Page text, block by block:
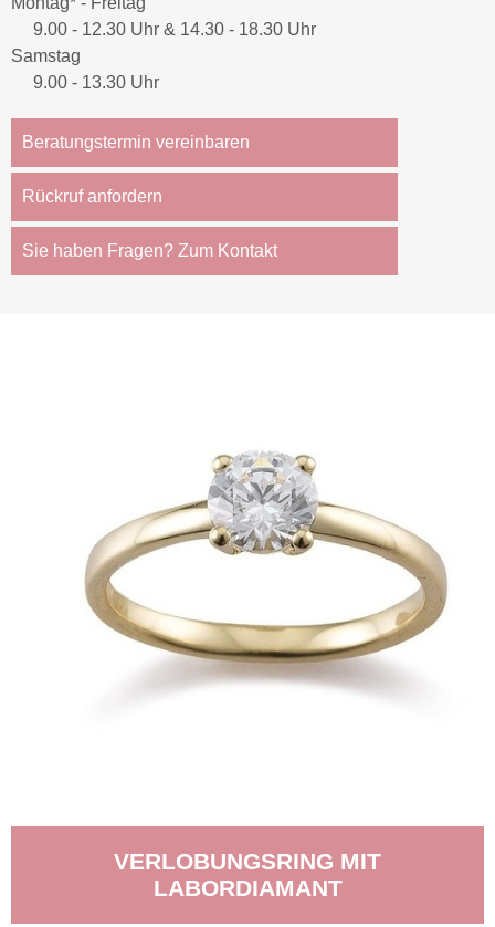
9.00 - 12.30 Uhr & 14.30 - 18.30 Uhr
Samstag
9.00 - 13.30 Uhr
Beratungstermin vereinbaren
Rückruf anfordern
Sie haben Fragen? Zum Kontakt
VERLOBUNGSRING MIT
LABORDIAMANT